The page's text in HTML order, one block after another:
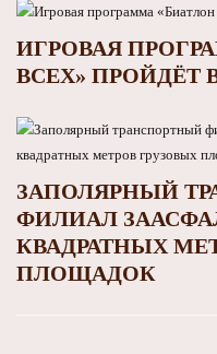
ИГРОВАЯ
ВСЕХ» ПРОЙДЁТ
ЗАПОЛЯРНЫЙ
ФИЛИАЛ
КВАДРАТНЫХ
ПЛОЩАДОК